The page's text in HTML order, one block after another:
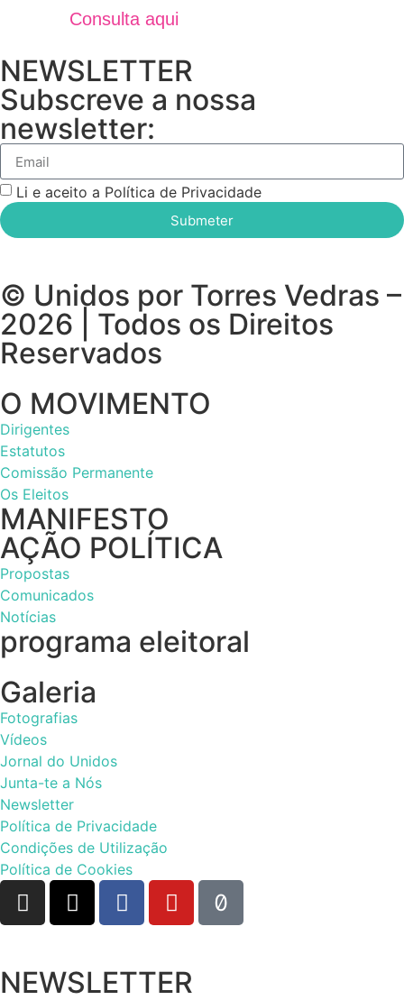
Consulta aqui
NEWSLETTER
Subscreve a nossa
newsletter:
Li e aceito a Política de Privacidade
Submeter
© Unidos por Torres Vedras –
2026 | Todos os Direitos
Reservados
O MOVIMENTO
Dirigentes
Estatutos
Comissão Permanente
Os Eleitos
MANIFESTO
AÇÃO POLÍTICA
Propostas
Comunicados
Notícias
programa eleitoral
Galeria
Fotografias
Vídeos
Jornal do Unidos
Junta-te a Nós
Newsletter
Política de Privacidade
Condições de Utilização
Política de Cookies
NEWSLETTER